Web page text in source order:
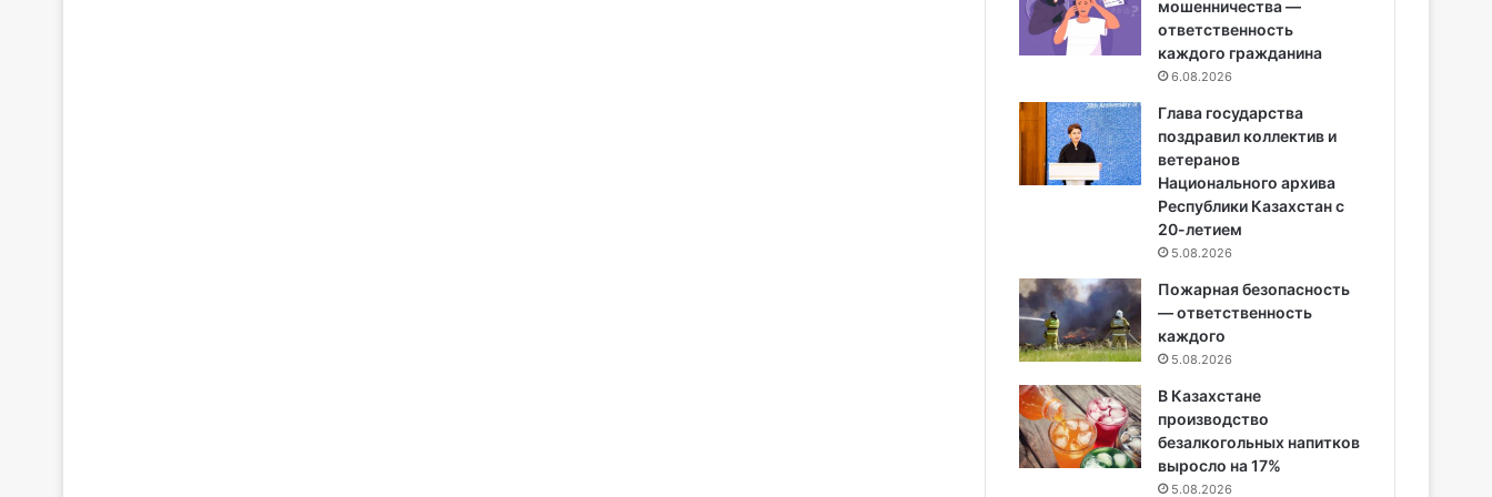
мошенничества —
ответственность
каждого гражданина
6.08.2026
Глава государства
поздравил коллектив и
ветеранов
Национального архива
Республики Казахстан с
20-летием
5.08.2026
Пожарная безопасность
— ответственность
каждого
5.08.2026
В Казахстане
производство
безалкогольных напитков
выросло на 17%
5.08.2026